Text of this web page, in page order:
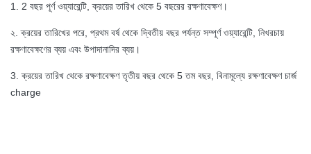
1. 2 বছর পূর্ণ ওয়্যারেন্টি, ক্রয়ের তারিখ থেকে 5 বছরের রক্ষণাবেক্ষণ।
২. ক্রয়ের তারিখের পরে, প্রথম বর্ষ থেকে দ্বিতীয় বছর পর্যন্ত সম্পূর্ণ ওয়্যারেন্টি, নিখরচায়
রক্ষণাবেক্ষণের ব্যয় এবং উপাদানাদির ব্যয়।
3. ক্রয়ের তারিখ থেকে রক্ষণাবেক্ষণতৃতীয় বছর থেকে 5 তম বছর, বিনামূল্যে রক্ষণাবেক্ষণ চার্জ
charge